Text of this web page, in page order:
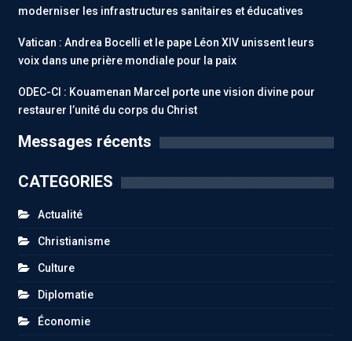
moderniser les infrastructures sanitaires et éducatives
Vatican : Andrea Bocelli et le pape Léon XIV unissent leurs
voix dans une prière mondiale pour la paix
ODEC-CI : Kouamenan Marcel porte une vision divine pour
restaurer l’unité du corps du Christ
Messages récents
CATEGORIES
Actualité
Christianisme
Culture
Diplomatie
Économie